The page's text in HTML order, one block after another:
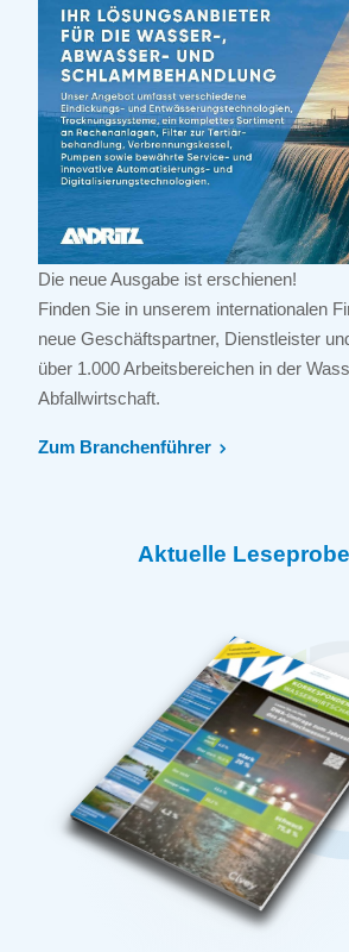
Die neue Ausgabe ist erschienen!
Finden Sie in unserem internationalen
neue Geschäftspartner, Dienstleister
über 1.000 Arbeitsbereichen in der
Abfallwirtschaft.
Zum Branchenführer
Aktuelle